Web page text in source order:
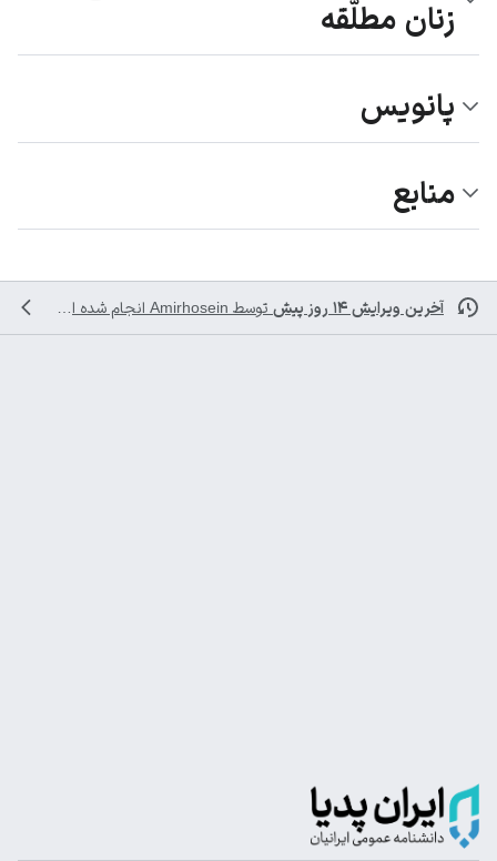
زنان مطلّقه
پانویس
منابع
آخرین ویرایش ۱۴ روز پیش توسط Amirhosein انجام شده است